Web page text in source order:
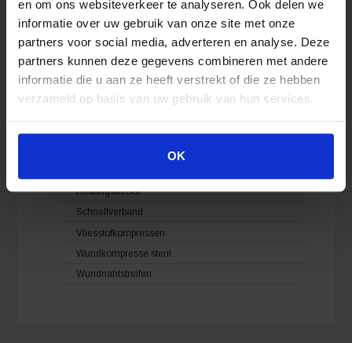
en om ons websiteverkeer te analyseren. Ook delen we
informatie over uw gebruik van onze site met onze
partners voor social media, adverteren en analyse. Deze
partners kunnen deze gegevens combineren met andere
informatie die u aan ze heeft verstrekt of die ze hebben
verzameld op basis van uw gebruik van hun services.
OK
Polster-, Schienung- & Immobilisationmaterial
Schutzausrüstungen
Verbandmittel
Rettungsdecke
Schnellverband
Vliesstofkompressen
Wundkompresse steril
Wundnahtstreifen